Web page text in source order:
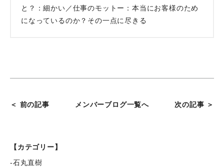
と？：細かい／仕事のモットー：本当にお客様のため
になっているのか？その一点に尽きる
＜ 前の記事 メンバーブログ一覧へ 次の記事 ＞
【カテゴリー】
-石丸直樹